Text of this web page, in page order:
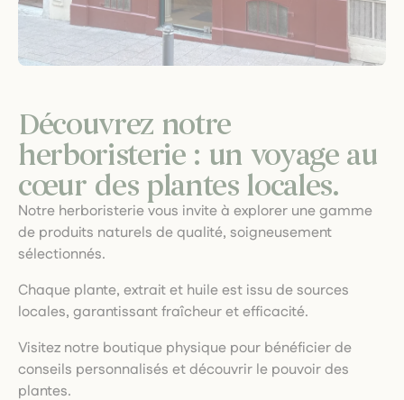
Découvrez notre
herboristerie : un voyage au
cœur des plantes locales.
Notre herboristerie vous invite à explorer une gamme
de produits naturels de qualité, soigneusement
sélectionnés.
Chaque plante, extrait et huile est issu de sources
locales, garantissant fraîcheur et efficacité.
Visitez notre boutique physique pour bénéficier de
conseils personnalisés et découvrir le pouvoir des
plantes.